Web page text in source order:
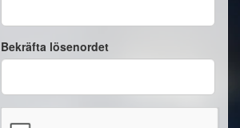
Bekräfta lösenordet